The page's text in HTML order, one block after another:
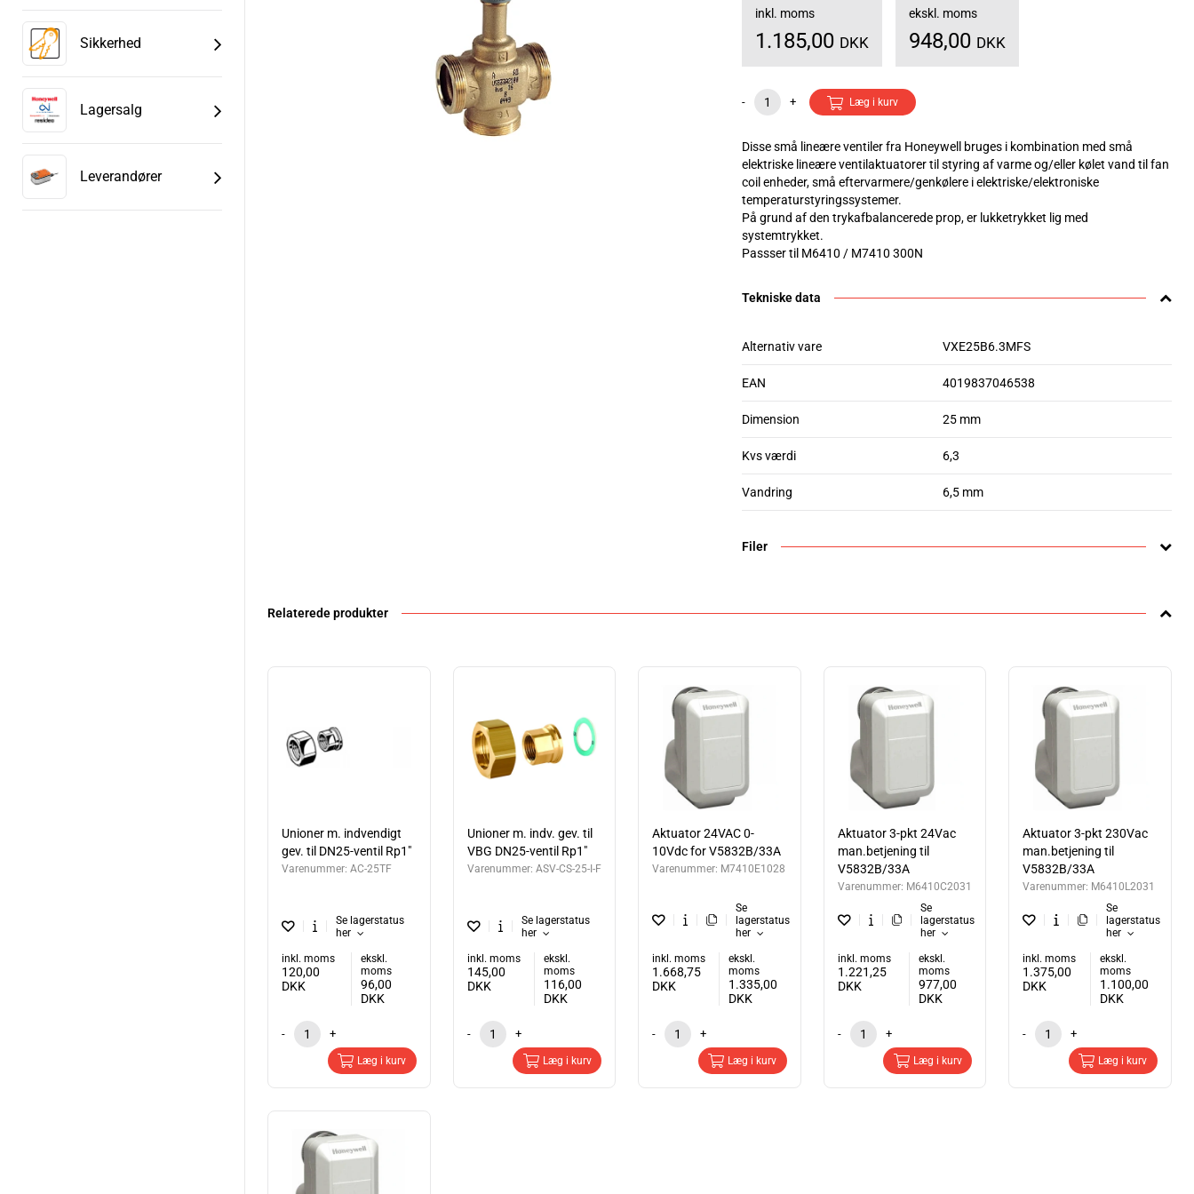
Sikkerhed
Lagersalg
Leverandører
inkl. moms
1.185,00 DKK
ekskl. moms
948,00 DKK
- + Læg i kurv
Disse små lineære ventiler fra Honeywell bruges i kombination med små
elektriske lineære ventilaktuatorer til styring af varme og/eller kølet vand til fan
coil enheder, små eftervarmere/genkølere i elektriske/elektroniske
temperaturstyringssystemer.
På grund af den trykafbalancerede prop, er lukketrykket lig med
systemtrykket.
Passser til M6410 / M7410 300N
Tekniske data
Alternativ vare VXE25B6.3MFS
EAN 4019837046538
Dimension 25 mm
Kvs værdi 6,3
Vandring 6,5 mm
Filer
Relaterede produkter
Unioner m. indvendigt
gev. til DN25-ventil Rp1"
Varenummer: AC-25TF
Se lagerstatus
her
inkl. moms
120,00
DKK
ekskl.
moms
96,00
DKK
- +
Læg i kurv
Unioner m. indv. gev. til
VBG DN25-ventil Rp1"
Varenummer: ASV-CS-25-I-F
Se lagerstatus
her
inkl. moms
145,00
DKK
ekskl.
moms
116,00
DKK
- +
Læg i kurv
Aktuator 24VAC 0-
10Vdc for V5832B/33A
Varenummer: M7410E1028
Se
lagerstatus
her
inkl. moms
1.668,75
DKK
ekskl.
moms
1.335,00
DKK
- +
Læg i kurv
Aktuator 3-pkt 24Vac
man.betjening til
V5832B/33A
Varenummer: M6410C2031
Se
lagerstatus
her
inkl. moms
1.221,25
DKK
ekskl.
moms
977,00
DKK
- +
Læg i kurv
Aktuator 3-pkt 230Vac
man.betjening til
V5832B/33A
Varenummer: M6410L2031
Se
lagerstatus
her
inkl. moms
1.375,00
DKK
ekskl.
moms
1.100,00
DKK
- +
Læg i kurv